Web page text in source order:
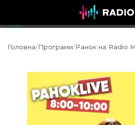
Ефір
Головна/Програми/Ранок на Radio M